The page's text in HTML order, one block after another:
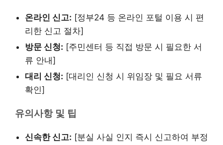
온라인 신고: [정부24 등 온라인 포털 이용 시 편
리한 신고 절차]
방문 신청: [주민센터 등 직접 방문 시 필요한 서
류 안내]
대리 신청: [대리인 신청 시 위임장 및 필요 서류
확인]
유의사항 및 팁
신속한 신고: [분실 사실 인지 즉시 신고하여 부정